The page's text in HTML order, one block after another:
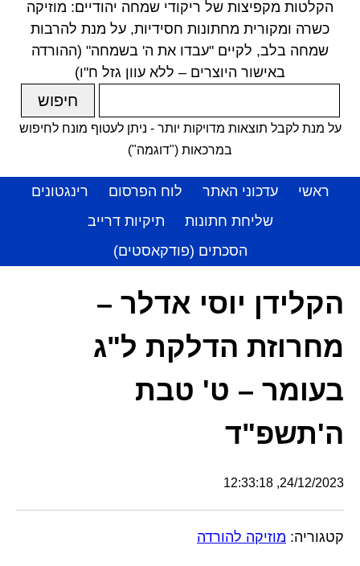
הקלטות מקפיצות של ריקודי שמחה יהודיים: מוזיקה
כשרה ומקורית מחתונות חסידיות, על מנת להרבות
שמחה בלב, לקיים "עבדו את ה' בשמחה" (ההורדה
באישור היוצרים – ללא עוון גזל ח"ו)
על מנת לקבל תוצאות מדויקות יותר - ניתן לעטוף מונח לחיפוש
במרכאות ("דוגמה")
ראשי עדכוני האתר לוח הפרסום
רינגטונים
שליחת חתונות
תיקיות דרייב
הסכתים (פודקאסטים)
הקלידן יוסי אדלר –
מחרוזת הדלקת ל"ג
בעומר – ט' טבת
ה'תשפ"ד
24/12/2023, 12:33:18
קטגוריה: מוזיקה להורדה